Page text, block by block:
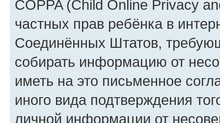
COPPA (Child Online Privacy
частных прав ребёнка в
Соединённых Штатов,
собирать информацию от
иметь на это письменное
иного вида подтверждения
личной информации от